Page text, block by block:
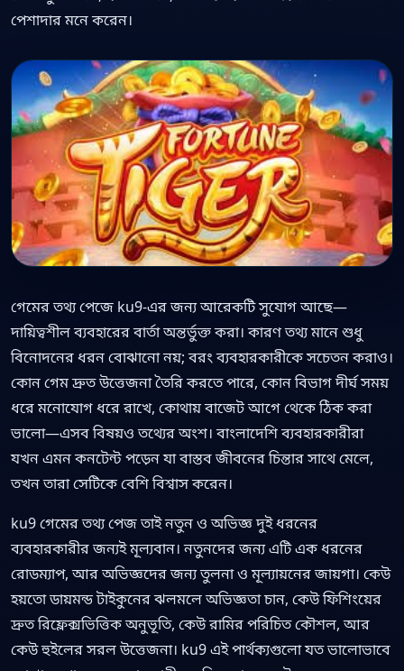
পেশাদার মনে করেন।
গেমের তথ্য পেজে ku9-এর জন্য আরেকটি সুযোগ আছে—
দায়িত্বশীল ব্যবহারের বার্তা অন্তর্ভুক্ত করা। কারণ তথ্য মানে শুধু
বিনোদনের ধরন বোঝানো নয়; বরং ব্যবহারকারীকে সচেতন করাও।
কোন গেম দ্রুত উত্তেজনা তৈরি করতে পারে, কোন বিভাগ দীর্ঘ সময়
ধরে মনোযোগ ধরে রাখে, কোথায় বাজেট আগে থেকে ঠিক করা
ভালো—এসব বিষয়ও তথ্যের অংশ। বাংলাদেশি ব্যবহারকারীরা
যখন এমন কনটেন্ট পড়েন যা বাস্তব জীবনের চিন্তার সাথে মেলে,
তখন তারা সেটিকে বেশি বিশ্বাস করেন।
ku9 গেমের তথ্য পেজ তাই নতুন ও অভিজ্ঞ দুই ধরনের
ব্যবহারকারীর জন্যই মূল্যবান। নতুনদের জন্য এটি এক ধরনের
রোডম্যাপ, আর অভিজ্ঞদের জন্য তুলনা ও মূল্যায়নের জায়গা। কেউ
হয়তো ডায়মন্ড টাইকুনের ঝলমলে অভিজ্ঞতা চান, কেউ ফিশিংয়ের
দ্রুত রিফ্লেক্সভিত্তিক অনুভূতি, কেউ রামির পরিচিত কৌশল, আর
কেউ হুইলের সরল উত্তেজনা। ku9 এই পার্থক্যগুলো যত ভালোভাবে